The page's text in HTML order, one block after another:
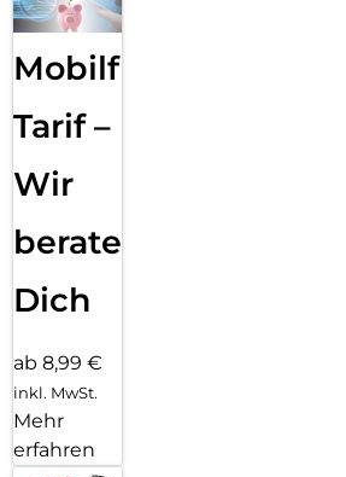
Mobilfunk
Tarif –
Wir
beraten
Dich
ab 8,99 €
inkl. MwSt.
Mehr
erfahren